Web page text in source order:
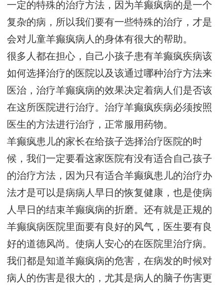
一定的特殊的治疗方法，因为羊癫疯病的是一个
复杂的病，所以我们要有一些特殊的治疗，才是
会对儿童羊癫疯病人的身体有很大的帮助。
很多人都在担心，自己小孩子患有羊癫疯疾病该
如何选择治疗的医院以及该通过哪种治疗方法来
医治，治疗羊癫疯病的效果决定着病人们是否该
在这所医院进行治疗。治疗羊癫疯疾病必须按照
医生的方法进行治疗，正常服用药物。
羊癫疯患儿的家长在给孩子选择治疗医院的时
候，我们一定要看这家医院有没有适合自己孩子
的治疗方法，因为只有适合羊癫疯患儿的治疗办
法才是可以是病病人早日的恢复健康，也是使病
人早日的结束羊癫疯病的折磨。还有就是正规的
羊癫疯病医院里面要有良好的风气，医生要有良
好的道德风尚。使病人安心的在医院里治疗病。
我们都是知道羊癫疯病的危害，在病发的时候对
病人的伤害是很大的，尤其是病人的脑子伤害更